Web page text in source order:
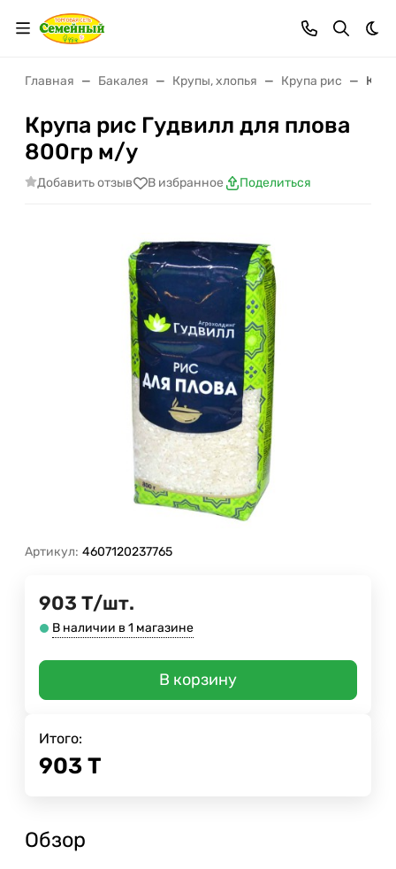
Главная Бакалея Крупы, хлопья Крупа рис
Крупа рис Гудвилл для плова
800гр м/у
Добавить отзыв В избранное Поделиться
Артикул: 4607120237765
903 Т/шт.
В наличии в 1 магазине
В корзину
Итого:
903 Т
Обзор